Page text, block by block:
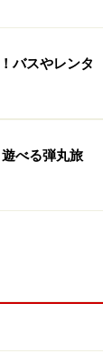
バスやレンタ
べる弾丸旅